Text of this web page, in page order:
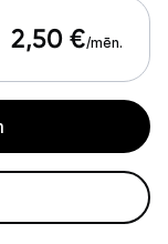
2,50 €/mēn.